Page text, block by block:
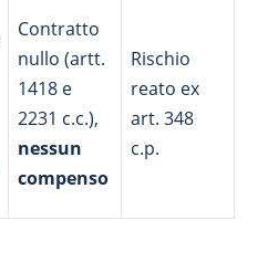
Contratto
nullo (artt.
1418 e
2231 c.c.),
nessun
compenso
Rischio
reato ex
art. 348
c.p.